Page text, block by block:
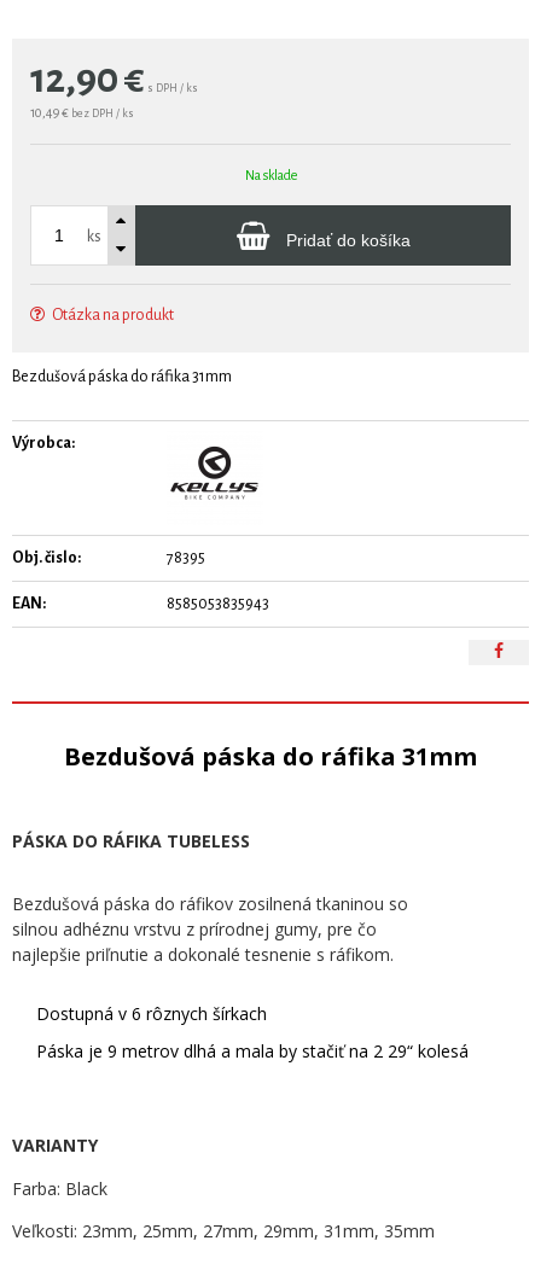
12,90€ s DPH / ks
10,49 € bez DPH / ks
Na sklade
ks Pridať do košíka
Otázka na produkt
Bezdušová páska do ráfika 31mm
Výrobca:
Obj. čislo: 78395
EAN: 8585053835943
Bezdušová páska do ráfika 31mm
PÁSKA DO RÁFIKA TUBELESS
Bezdušová páska do ráfikov zosilnená tkaninou so
silnou adhéznu vrstvu z prírodnej gumy, pre čo
najlepšie priľnutie a dokonalé tesnenie s ráfikom.
Dostupná v 6 rôznych šírkach
Páska je 9 metrov dlhá a mala by stačiť na 2 29“ kolesá
VARIANTY
Farba: Black
Veľkosti: 23mm, 25mm, 27mm, 29mm, 31mm, 35mm